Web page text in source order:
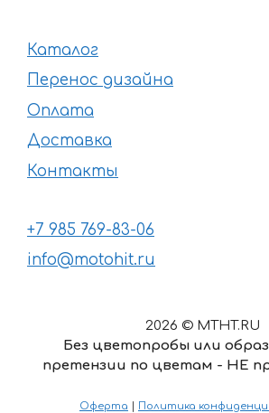
Каталог
Перенос дизайна
Оплата
Доставка
Контакты
+7 985 769-83-06
info@motohit.ru
2026 © MTHT.RU
Без цветопробы или
претензии по цветам - НЕ
Оферта Политика